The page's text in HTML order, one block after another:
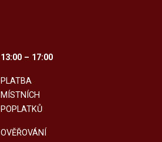
13:00 – 17:00
PLATBA
MÍSTNÍCH
POPLATKŮ
OVĚŘOVÁNÍ